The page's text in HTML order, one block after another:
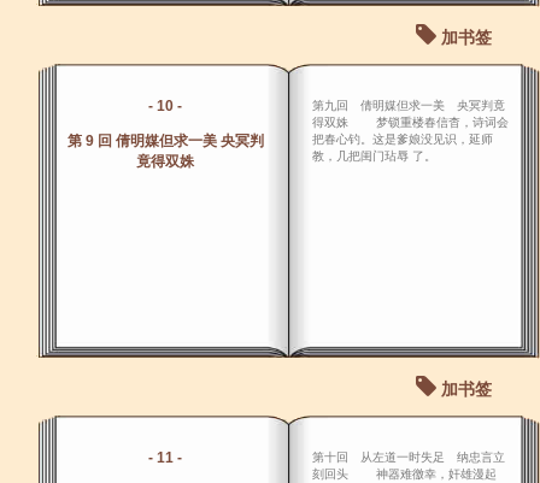
加书签
- 10 -
第 9 回 倩明媒但求一美 央冥判
竟得双姝
第九回 倩明媒但求一美 央冥判竟
得双姝 梦锁重楼春信杳，诗词会
把春心钓。这是爹娘没见识，延师
教，几把闺门玷辱 了。
加书签
- 11 -
第十回 从左道一时失足 纳忠言立
刻回头 神器难徼幸，奸雄漫起